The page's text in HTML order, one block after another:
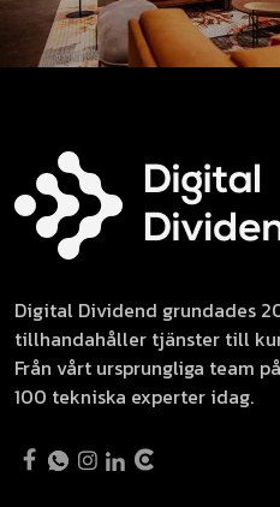
Digital Dividend grundades
tillhandahåller tjänster till
Från vårt ursprungliga team
100 tekniska experter idag.